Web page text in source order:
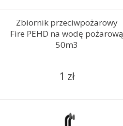
Zbiornik przeciwpożarowy
Fire PEHD na wodę pożarową
50m3
1 zł